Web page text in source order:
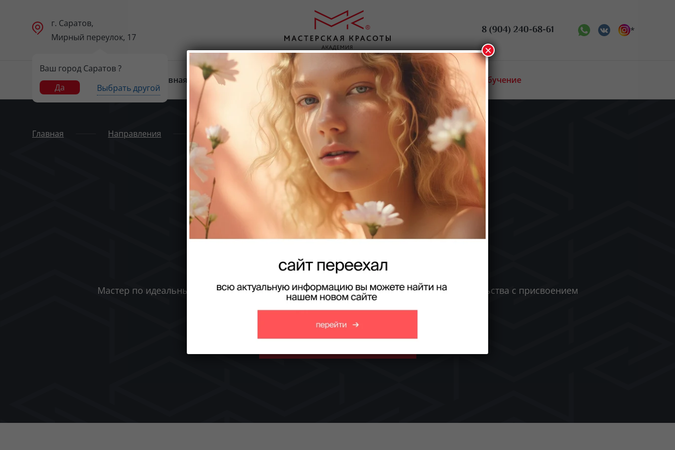
г. Саратов,
Мирный переулок, 17
Ваш город Саратов ?
Да
Выбрать другой
8 (904) 240-68-61 *
Главная Направления
Парикмахерское искусство
Ногтевой сервис
Косметология
Инъекционная косметология
Массаж
Визаж
Ресницы
Брови
Перманентный макияж
О нас
Об академии
Биржа труда
Статьи
Новости
Отзывы
Льготное обучение
Преподаватели
Интернет магазин
Контакты Онлайн обучение
Главная Направления Брови
Брови
Brow-мастер
Мастер по идеальным бровям. Курс для начинающих. С выдачей официально свидетельства с присвоением
×